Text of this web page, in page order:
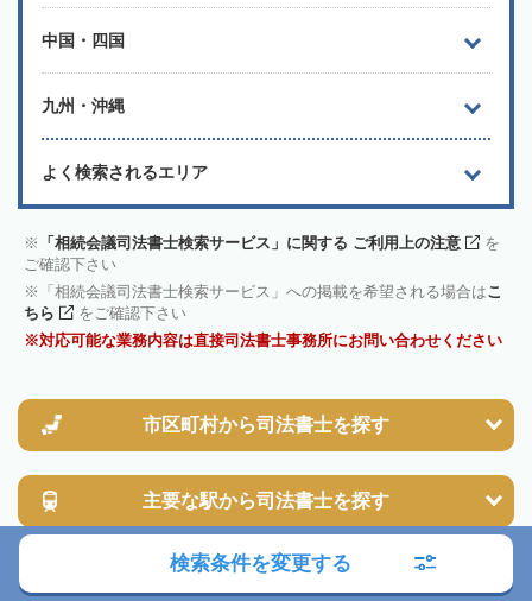
中国・四国
九州・沖縄
よく検索されるエリア
「相続会議司法書士検索サービス」に関する ご利用上の注意
を
ご確認下さい
「相続会議司法書士検索サービス」への掲載を希望される場合はこ
ちら
をご確認下さい
対応可能な業務内容は直接司法書士事務所にお問い合わせください
市区町村から司法書士を探す
主要な駅から司法書士を探す
福岡県 遠賀郡水巻町で相続に強いその
検索条件を変更する